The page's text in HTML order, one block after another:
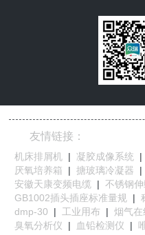
友情链接：
机床排屑机 | 凝胶成像系统 |
厌氧培养箱
| 搪玻璃冷凝器 |
安徽天康变频电缆
| 不锈钢
GB1002插头插座标准量规 |
dmp-30
| 工业用布 | 烟气
臭氧分析仪
| 血铅检测仪 |